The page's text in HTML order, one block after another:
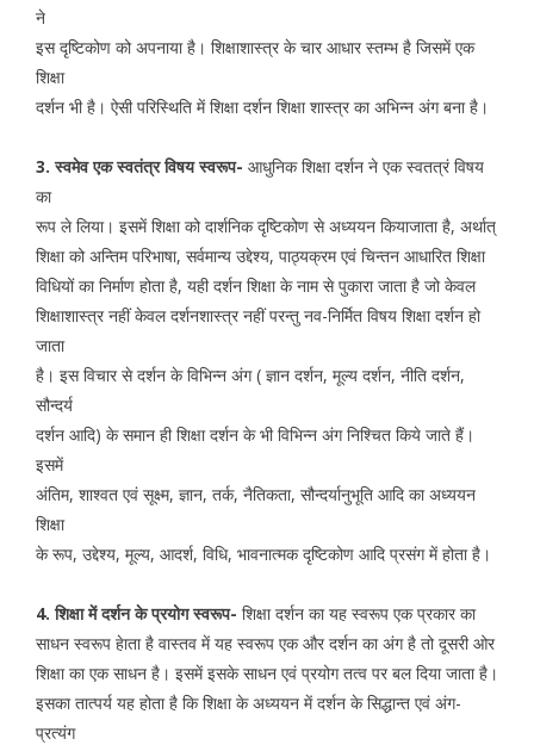
ने
इस दृष्टिकोण को अपनाया है। शिक्षाशास्त्र के चार आधार स्तम्भ है जिसमें एक
शिक्षा
दर्शन भी है। ऐसी परिस्थिति में शिक्षा दर्शन शिक्षा शास्त्र का अभिन्न अंग बना है।
3. स्वमेव एक स्वतंत्र विषय स्वरूप- आधुनिक शिक्षा दर्शन ने एक स्वतत्रं विषय
का
रूप ले लिया। इसमें शिक्षा को दार्शनिक दृष्टिकोण से अध्ययन कियाजाता है, अर्थात्
शिक्षा को अन्तिम परिभाषा, सर्वमान्य उद्देश्य, पाठ्यक्रम एवं चिन्तन आधारित शिक्षा
विधियों का निर्माण होता है, यही दर्शन शिक्षा के नाम से पुकारा जाता है जो केवल
शिक्षाशास्त्र नहीं केवल दर्शनशास्त्र नहीं परन्तु नव-निर्मित विषय शिक्षा दर्शन हो
जाता
है। इस विचार से दर्शन के विभिन्न अंग ( ज्ञान दर्शन, मूल्य दर्शन, नीति दर्शन,
सौन्दर्य
दर्शन आदि) के समान ही शिक्षा दर्शन के भी विभिन्न अंग निश्चित किये जाते हैं।
इसमें
अंतिम, शाश्वत एवं सूक्ष्म, ज्ञान, तर्क, नैतिकता, सौन्दर्यानुभूति आदि का अध्ययन
शिक्षा
के रूप, उद्देश्य, मूल्य, आदर्श, विधि, भावनात्मक दृष्टिकोण आदि प्रसंग में होता है।
4. शिक्षा में दर्शन के प्रयोग स्वरूप- शिक्षा दर्शन का यह स्वरूप एक प्रकार का
साधन स्वरूप हेाता है वास्तव में यह स्वरूप एक और दर्शन का अंग है तो दूसरी ओर
शिक्षा का एक साधन है। इसमें इसके साधन एवं प्रयोग तत्व पर बल दिया जाता है।
इसका तात्पर्य यह होता है कि शिक्षा के अध्ययन में दर्शन के सिद्धान्त एवं अंग-
प्रत्यंग